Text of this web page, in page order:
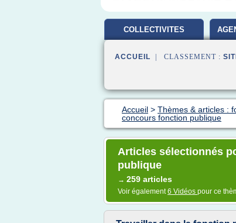
COLLECTIVITES
ACCUEIL | CLASSEMENT :
Accueil > Thèmes & articles :
concours fonction publique
Articles sélectionnés
publique
→ 259 articles
Voir également6 Vidéos pour ce